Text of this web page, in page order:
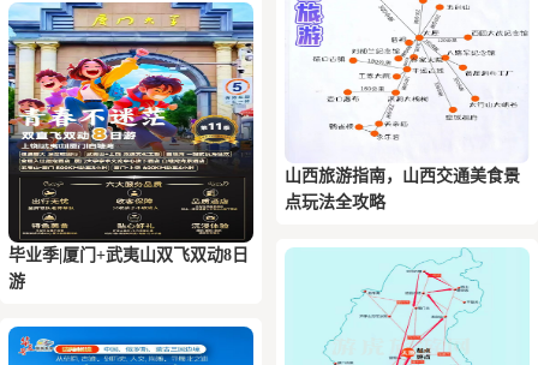
毕业季|厦门+武夷山双飞双动8日
游
山西旅游指南，山西交通美食景
点玩法全攻略